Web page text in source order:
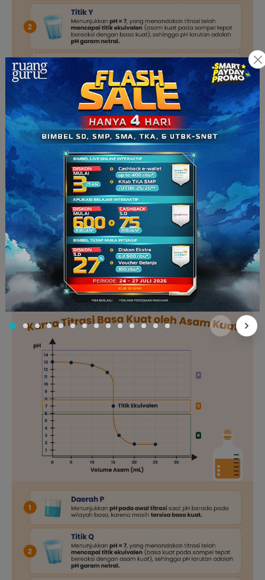
2. Titrasi Basa Kuat oleh Asam Kuat
Titrasi basa kuat oleh asam kuat, artinya:
Titran(larutan standar padaburet) →asam
Titrat
(larutan sampel pada labuerlenmeyer) → basa
kuat
Titrasi basa kuat oleh asam kuat akan menghasilkan kurva
sebagai berikut.